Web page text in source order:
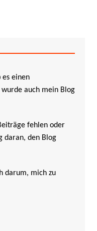
es einen
auch mein Blog
fehlen oder
daran, den Blog
darum, mich zu